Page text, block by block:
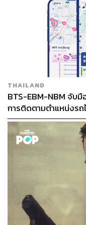
CDU ชนะเลือกตั้งไ
แนวคิดสนับสนุนยูเค
เร้าและค่าใช้จ่ายที่เ
เยอรมนีไม่พร้อม เพร
ขณะที่ ดร.สุรชาติ กล่า
น่าจะยังต้องจับมือกับ
เป็นสายกลาง คือเป็น
ซึ่ง CDU ก็เปลี่ยนจุด
อาจารย์มองว่า เยอ
ฝรั่งเศสและอังกฤษ เ
อาการกลับหัวกลับหา
กับสหรัฐฯ จะดำเนิน
“ยุโรปต้องจับมือกันม
จากรัสเซียใหญ่ ยุโรป
THAILAND
BTS-EBM-NBM จับ
การติดตามตำแหน่งรถ